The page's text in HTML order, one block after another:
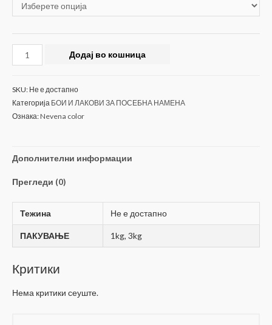
Боја
за
сина
1kg/
Cool
количина
Додај во кошница
SKU: Не е достапно
Категорија БОИ И ЛАКОВИ ЗА ПОСЕБНА НАМЕНА
Ознака:Nevena color
Дополнителни информации
Прегледи (0)
Тежина Не е достапно
ПАКУВАЊЕ 1kg, 3kg
Критики
Нема критики сеуште.